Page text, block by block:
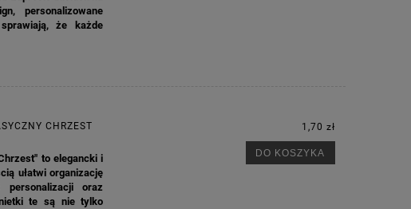
personalizowane
że każde
CHRZEST
to elegancki i
ułatwi organizację
personalizacji oraz
te są nie tylko
1,70 zł
DO KOSZYKA